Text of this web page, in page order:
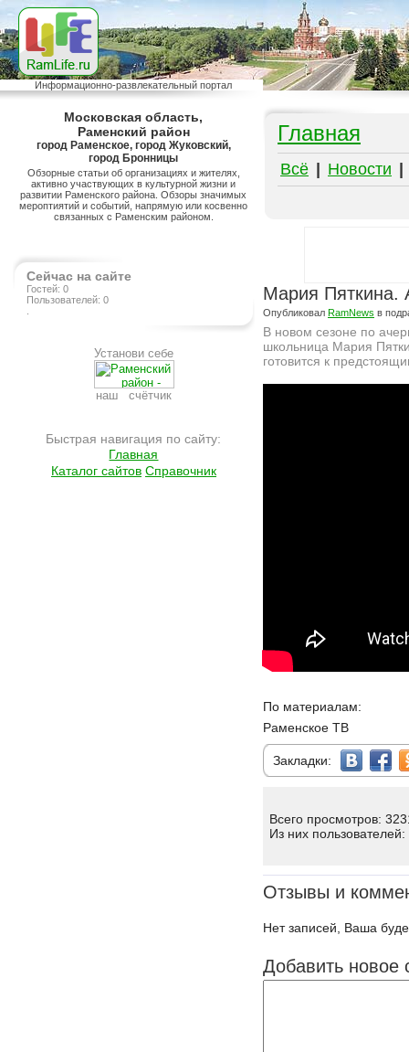
Информационно-развлекательный портал
Московская область,
Раменский район
город Раменское, город Жуковский,
город Бронницы
Обзорные статьи об организациях и жителях,
активно участвующих в культурной жизни и
развитии Раменского района. Обзоры значимых
мероптиятий и событий, напрямую или косвенно
связанных с Раменским районом.
Сейчас на сайте
Гостей: 0
Пользователей: 0
Установи себе
наш счётчик
Быстрая навигация по сайту:
Главная
Каталог сайтов Справочник
Главная
Всё Новости
Мария Пяткина.
Опубликовал RamNews в
В новом сезоне по
школьница Мария
готовится к
По материалам:
Раменское ТВ
Закладки:
Всего просмотров:
Из них пользователей:
Отзывы и
Нет записей, Ваша
Добавить новое